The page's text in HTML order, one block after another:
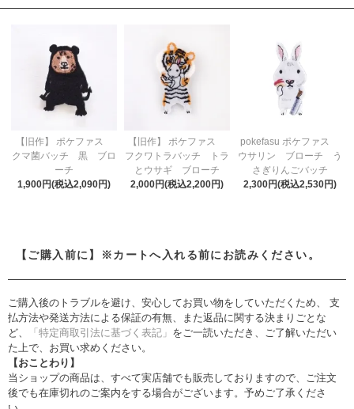
【旧作】 ポケファス
クマ菌バッチ 黒 ブロ
ーチ
1,900円(税込2,090円)
【旧作】 ポケファス
フクワトラバッチ トラ
とウサギ ブローチ
2,000円(税込2,200円)
pokefasu ポケファス
ウサリン ブローチ う
さぎりんごバッチ
2,300円(税込2,530円)
【ご購入前に】※カートへ入れる前にお読みください。
ご購入後のトラブルを避け、安心してお買い物をしていただくため、 支
払方法や発送方法による保証の有無、また返品に関する決まりごとな
ど、
「特定商取引法に基づく表記」 をご一読いただき、ご了解いただい
た上で、お買い求めください。
【おことわり】
当ショップの商品は、すべて実店舗でも販売しておりますので、ご注文
後でも在庫切れのご案内をする場合がございます。予めご了承くださ